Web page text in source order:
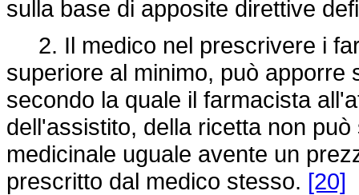
sulla base di apposite direttive
2. Il medico nel prescrivere i
superiore al minimo, può apporre
secondo la quale il farmacista
dell'assistito, della ricetta non
medicinale uguale avente un
prescritto dal medico stesso. [20]